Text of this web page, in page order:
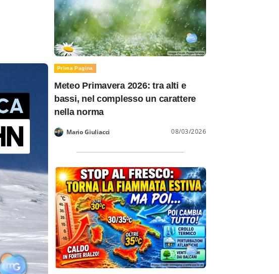
Prima Pagina
Meteo Primavera 2026: tra alti e
bassi, nel complesso un carattere
nella norma
Mario Giuliacci 08/03/2026